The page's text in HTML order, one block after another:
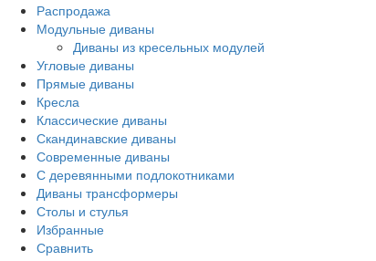
Распродажа
Модульные диваны
Диваны из кресельных модулей
Угловые диваны
Прямые диваны
Кресла
Классические диваны
Скандинавские диваны
Современные диваны
С деревянными подлокотниками
Диваны трансформеры
Столы и стулья
Избранные
Сравнить